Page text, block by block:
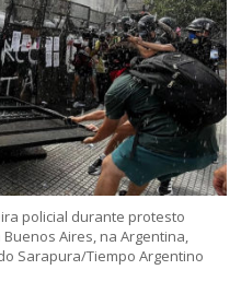
policial durante protesto
Aires, na Argentina,
Sarapura/Tiempo Argentino